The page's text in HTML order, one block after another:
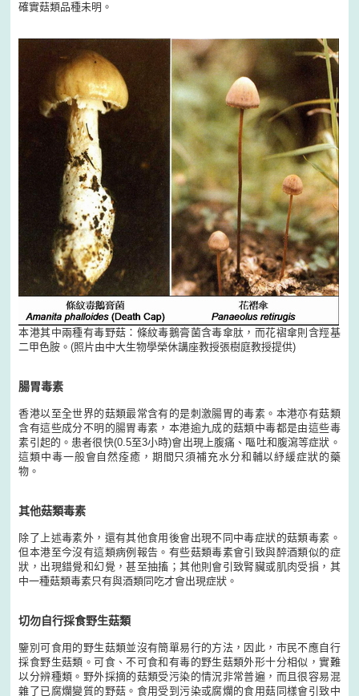
確實菇類品種未明。
本港其中兩種有毒野菇：條紋毒鵝膏菌含毒傘肽，而花褶傘則含羥基
二甲色胺。(照片由中大生物學榮休講座教授張樹庭教授提供)
腸胃毒素
香港以至全世界的菇類最常含有的是刺激腸胃的毒素。本港亦有菇類
含有這些成分不明的腸胃毒素，本港逾九成的菇類中毒都是由這些毒
素引起的。患者很快(0.5至3小時)會出現上腹痛、嘔吐和腹瀉等症狀。
這類中毒一般會自然痊癒，期間只須補充水分和輔以紓緩症狀的藥
物。
其他菇類毒素
除了上述毒素外，還有其他食用後會出現不同中毒症狀的菇類毒素。
但本港至今沒有這類病例報告。有些菇類毒素會引致與醉酒類似的症
狀，出現錯覺和幻覺，甚至抽搐；其他則會引致腎臟或肌肉受損，其
中一種菇類毒素只有與酒類同吃才會出現症狀。
切勿自行採食野生菇類
鑒別可食用的野生菇類並沒有簡單易行的方法，因此，市民不應自行
採食野生菇類。可食、不可食和有毒的野生菇類外形十分相似，實難
以分辨種類。野外採摘的菇類受污染的情況非常普遍，而且很容易混
雜了已腐爛變質的野菇。食用受到污染或腐爛的食用菇同樣會引致中